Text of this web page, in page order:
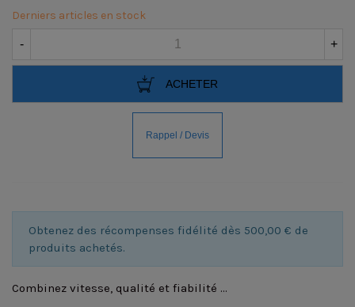
Derniers articles en stock
- +
ACHETER
Obtenez des récompenses fidélité dès 500,00 € de
produits achetés.
Combinez vitesse, qualité et fiabilité ...